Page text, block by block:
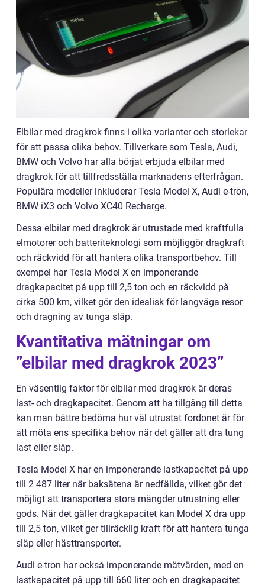
Elbilar med dragkrok finns i olika varianter och storlekar
för att passa olika behov. Tillverkare som Tesla, Audi,
BMW och Volvo har alla börjat erbjuda elbilar med
dragkrok för att tillfredsställa marknadens efterfrågan.
Populära modeller inkluderar Tesla Model X, Audi e-tron,
BMW iX3 och Volvo XC40 Recharge.
Dessa elbilar med dragkrok är utrustade med kraftfulla
elmotorer och batteriteknologi som möjliggör dragkraft
och räckvidd för att hantera olika transportbehov. Till
exempel har Tesla Model X en imponerande
dragkapacitet på upp till 2,5 ton och en räckvidd på
cirka 500 km, vilket gör den idealisk för långväga resor
och dragning av tunga släp.
Kvantitativa mätningar om
”elbilar med dragkrok 2023”
En väsentlig faktor för elbilar med dragkrok är deras
last- och dragkapacitet. Genom att ha tillgång till detta
kan man bättre bedöma hur väl utrustat fordonet är för
att möta ens specifika behov när det gäller att dra tung
last eller släp.
Tesla Model X har en imponerande lastkapacitet på upp
till 2 487 liter när baksätena är nedfällda, vilket gör det
möjligt att transportera stora mängder utrustning eller
gods. När det gäller dragkapacitet kan Model X dra upp
till 2,5 ton, vilket ger tillräcklig kraft för att hantera tunga
släp eller hästtransporter.
Audi e-tron har också imponerande mätvärden, med en
lastkapacitet på upp till 660 liter och en dragkapacitet